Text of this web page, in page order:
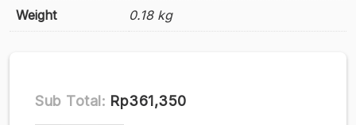
Weight 0.18 kg
Sub Total: Rp361,350